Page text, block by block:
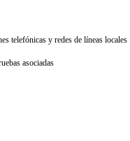
telefónicas y redes de líneas locales
asociadas